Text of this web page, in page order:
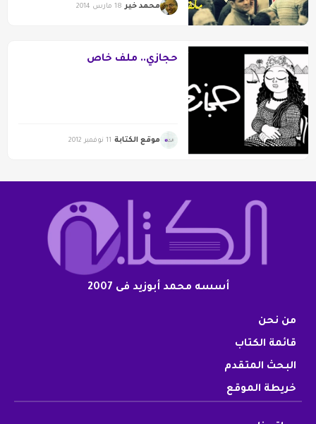
محمد خير 18 مارس 2014
حجازي.. ملف خاص
موقع الكتابة 11 نوفمبر 2012
أسسه محمد أبوزيد فى 2007
من نحن
قائمة الكتاب
البحث المتقدم
خريطة الموقع